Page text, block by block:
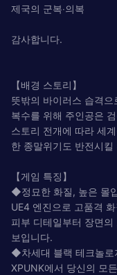
제국의 군복‧의복
감사합니다.
【배경 스토리】
뜻밖의 바이러스 습격
복수를 위해 주인공은
스토리 전개에 따라 세
한 종말위기도 반전시킬
【게임 특징】
◆정묘한 화질, 높은 몰
UE4 엔진으로 고품격
피부 디테일부터 장면
보입니다.
◆차세대 블랙 테크놀
XPUNK에서 당신의 모